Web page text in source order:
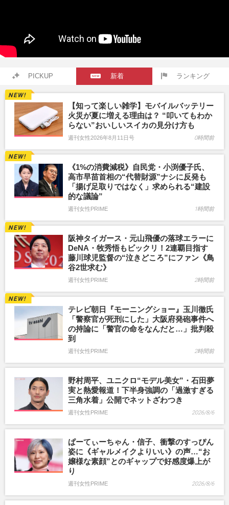
PICKUP 新着 ランキング
【知って楽しい雑学】モバイルバッテリー
火災が夏に増える理由は？ “叩いてもわか
らない”おいしいスイカの見分け方も
週刊女性2026年8月11日号 0時間前
《1%の消費減税》自民党・小渕優子氏、
高市早苗首相の“代替財源”ナシに反発も
「揚げ足取りではなく」求められる“建設
的な議論”
週刊女性PRIME 1時間前
阪神タイガース・元山飛優の落球エラーに
DeNA・牧秀悟もビックリ！2連覇目指す
藤川球児監督の“泣きどころ”にファン《鳥
谷2世求む》
週刊女性PRIME 2時間前
テレビ朝日『モーニングショー』玉川徹氏
「警察官が死刑にした」大阪府発砲事件へ
の持論に「警官の命をなんだと…」批判殺
到
週刊女性PRIME 2時間前
野村周平、ユニクロ“モデル美女”・石田夢
実と熱愛報道！下半身強調の「過激すぎる
三角水着」公開でネットざわつき
週刊女性PRIME 2026/8/6
ぱーてぃーちゃん・信子、衝撃のすっぴん
姿に《ギャルメイクよりいい》の声…“お
嬢様な素顔”とのギャップで好感度爆上が
り
週刊女性PRIME 2026/8/6